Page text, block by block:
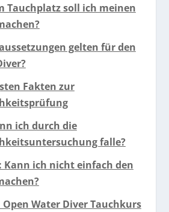
Tauchplatz soll ich meinen
gelten für den
Fakten zur
ich durch die
falle?
Kann ich nicht einfach den
Water Diver Tauchkurs